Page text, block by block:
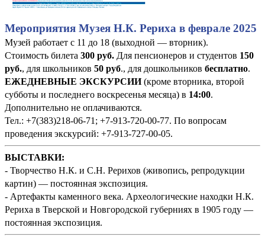
Мероприятия Музея Н.К. Рериха в феврале 2025
Музей работает с 11 до 18 (выходной — вторник).
Стоимость билета 300 руб. Для пенсионеров и студентов 150
руб., для школьников 50 руб., для дошкольников бесплатно.
ЕЖЕДНЕВНЫЕ ЭКСКУРСИИ(кроме вторника, второй
субботы и последнего воскресенья месяца) в 14:00.
Дополнительно не оплачиваются.
Тел.: +7(383)218-06-71; +7-913-720-00-77. По вопросам
проведения экскурсий: +7-913-727-00-05.
ВЫСТАВКИ:
- Творчество Н.К. и С.Н. Рерихов (живопись, репродукции
картин) — постоянная экспозиция.
- Артефакты каменного века. Археологические находки Н.К.
Рериха в Тверской и Новгородской губерниях в 1905 году —
постоянная экспозиция.